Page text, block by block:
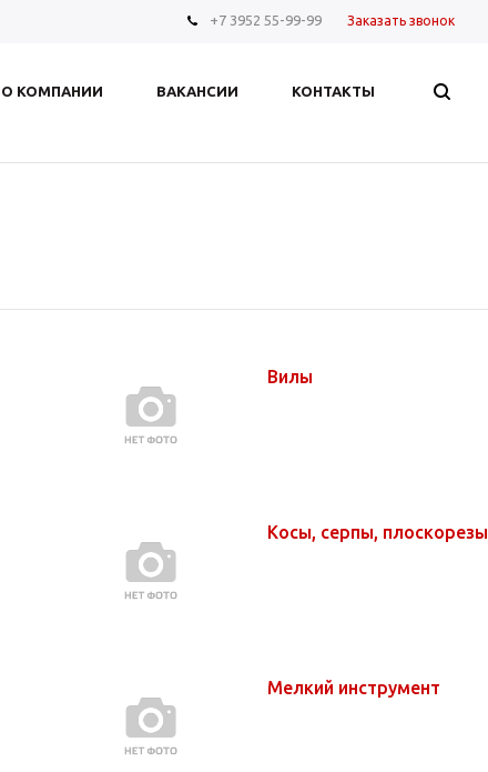
+7 3952 55-99-99 Заказать звонок
О КОМПАНИИ ВАКАНСИИ КОНТАКТЫ
Вилы
Косы, серпы, плоскорезы
Мелкий инструмент